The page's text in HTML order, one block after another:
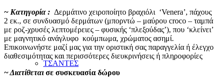
ΤΣΑΝΤΕΣ
~ Κατηγορία : Δερμάτινo χειροποίητo βραχιόλι ‘Venera’, πάχους
2 εκ., σε συνδυασμό δερμάτων (μπορντώ – μαύρου croco – ταμπά
με ροζ-χρυσές λεπτομέρειες – φυσικής ‘πλεξούδας’), που ‘κλείνει’
με μαγνητικό ανάγλυφο κούμπωμα, χρώματος ασημί.
Επικοινωνήστε μαζί μας για την οριστική σας παραγγελία ή έλεγχο
διαθεσιμότητας και περισσότερες διευκρινήσεις ή πληροφορίες
~ Διατίθεται σε συσκευασία δώρου